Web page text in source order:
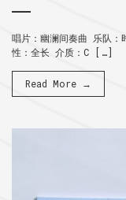
唱片：幽澜间奏曲 乐队
性：全长 介质：C […]
Read More →